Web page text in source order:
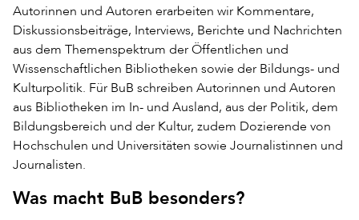
Autorinnen und Autoren erarbeiten wir Kommentare,
Diskussionsbeiträge, Interviews, Berichte und Nachrichten
aus dem Themenspektrum der Öffentlichen und
Wissenschaftlichen Bibliotheken sowie der Bildungs- und
Kulturpolitik. Für BuB schreiben Autorinnen und Autoren
aus Bibliotheken im In- und Ausland, aus der Politik, dem
Bildungsbereich und der Kultur, zudem Dozierende von
Hochschulen und Universitäten sowie Journalistinnen und
Journalisten.
Was macht BuB besonders?